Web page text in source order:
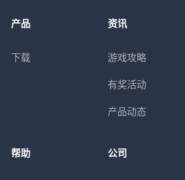
产品
下载
资讯
游戏攻略
有奖活动
产品动态
帮助 公司